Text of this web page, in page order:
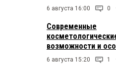
6 августа 16:00 0
Современные
возможности и
6 августа 15:20 1